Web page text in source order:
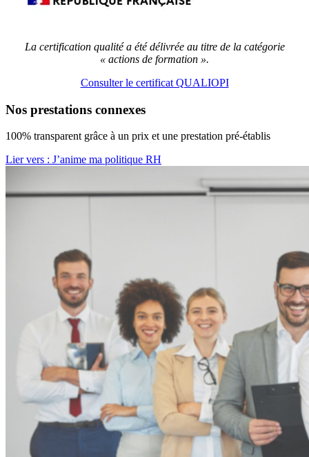
La certification qualité a été délivrée au titre de la catégorie
« actions de formation ».
Consulter le certificat QUALIOPI
Nos prestations connexes
100% transparent grâce à un prix et une prestation pré-établis
Lier vers : J’anime ma politique RH